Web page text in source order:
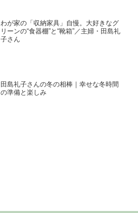
わが家の「収納家具」自慢。大好きなグ
リーンの“食器棚”と“靴箱”／主婦・田島礼
子さん
田島礼子さんの冬の相棒｜幸せな冬時間
の準備と楽しみ